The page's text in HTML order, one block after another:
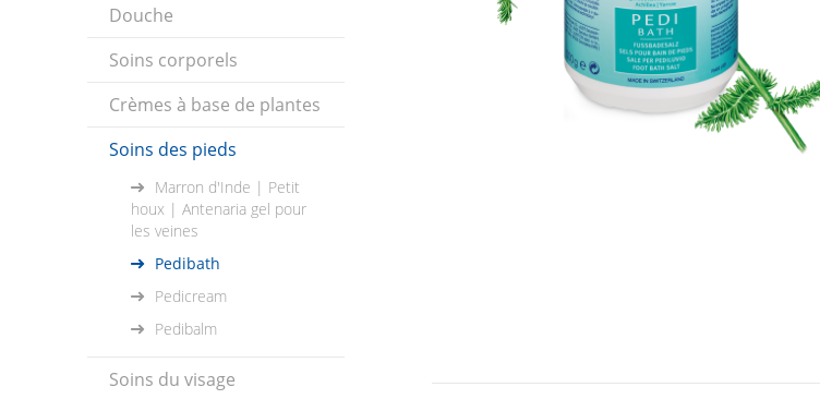
Douche
Soins corporels
Crèmes à base de plantes
Soins des pieds
Marron d'Inde | Petit
houx | Antenaria gel pour
les veines
Pedibath
Pedicream
Pedibalm
Soins du visage